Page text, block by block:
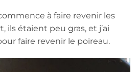
à faire revenir les
ils étaient peu gras, et j’ai
faire revenir le poireau.